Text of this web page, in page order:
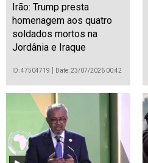
Irão: Trump presta
homenagem aos quatro
soldados mortos na
Jordânia e Iraque
ID: 47504719 Date: 23/07/2026 00:42